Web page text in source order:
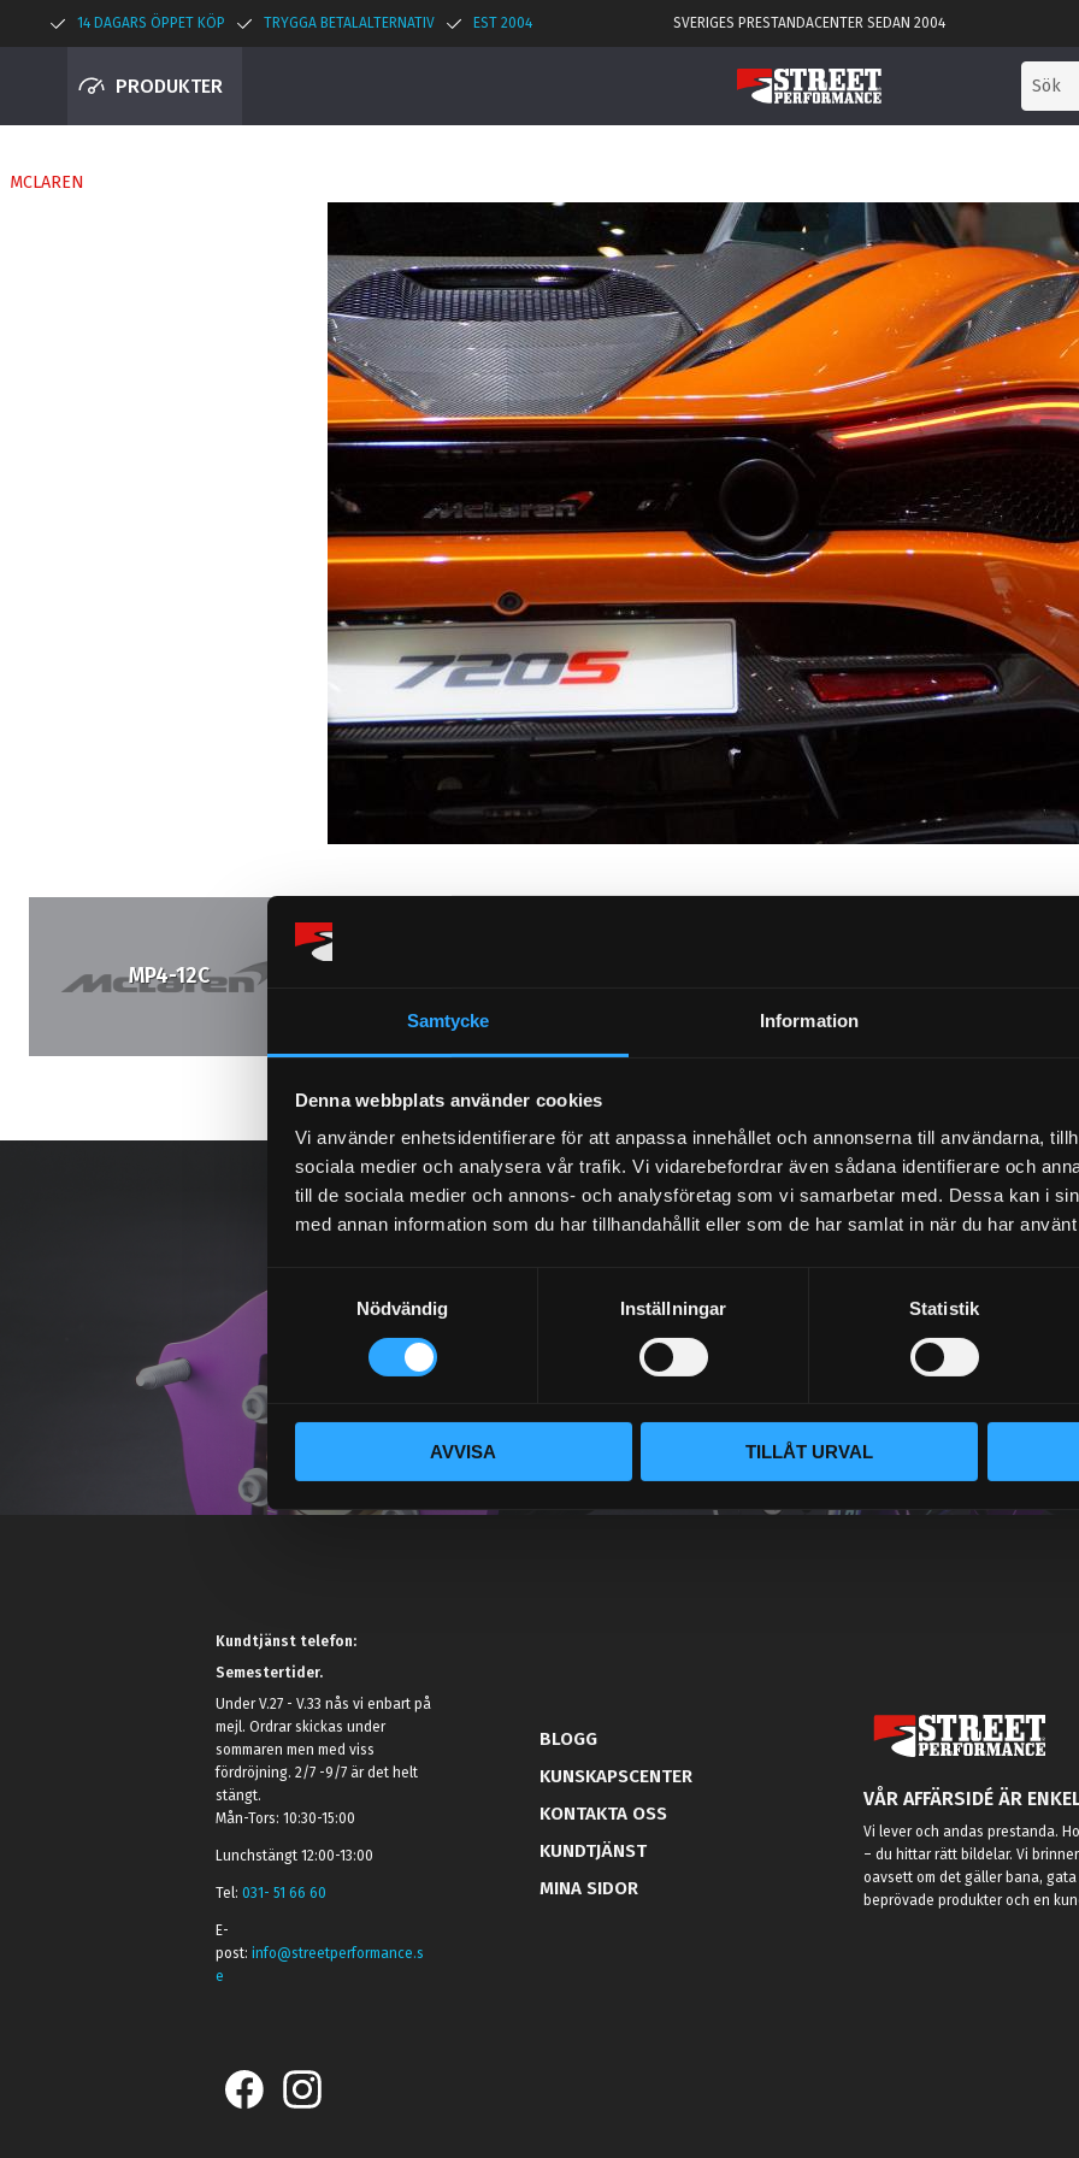
Samtycke Information
Denna webbplats använder cookies
Vi använder enhetsidentifierare för att anpassa innehållet och annonserna till användarna,
sociala medier och analysera vår trafik. Vi vidarebefordrar även sådana identifierare och
till de sociala medier och annons- och analysföretag som vi samarbetar med. Dessa kan i
med annan information som du har tillhandahållit eller som de har samlat in när du har
y
c
k
e
s
Nödvändig Inställningar Statistik
AVVISA TILLÅT URVAL
14 DAGARS ÖPPET KÖP TRYGGA BETALALTERNATIV EST 2004 SVERIGES PRESTANDACENTER SEDAN 2004
PRODUKTER
MCLAREN
MP4-12C
NYHETSBREV
PRENUMERERA
Dina personuppgifter behandlas i enlighet med vår
Kundtjänst telefon:
Semestertider.
Under V.27 - V.33 nås vi enbart på
mejl. Ordrar skickas under
sommaren men med viss
fördröjning. 2/7 -9/7 är det helt
stängt.
Mån-Tors: 10:30-15:00
Lunchstängt 12:00-13:00
Tel:031- 51 66 60
E-
post:info@streetperformance.s
e
BLOGG
KUNSKAPSCENTER
KONTAKTA OSS
KUNDTJÄNST
MINA SIDOR
VÅR AFFÄRSIDÉ ÄR
Vi lever och andas prestanda.
– du hittar rätt bildelar. Vi
oavsett om det gäller bana,
beprövade produkter och en